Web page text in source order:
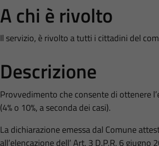
A chi è rivolto
Il servizio, è rivolto a tutti i cittadini del
Descrizione
Provvedimento che consente di ottenere
(4% o 10%, a seconda dei casi).
La dichiarazione emessa dal Comune
all’elencazione dell’ Art. 3 D.P.R. 6